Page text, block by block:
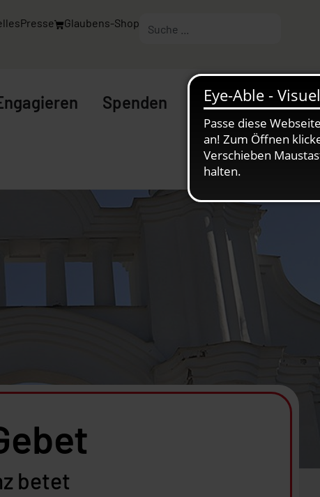
Presse Glaubens-Shop
Spenden Mess-Stipendium
betet